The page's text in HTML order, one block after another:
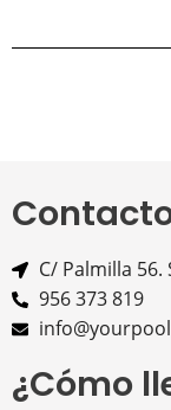
C/ Palmilla
956 373 819
¿Cómo